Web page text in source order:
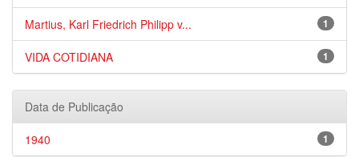
1
Martius, Karl Friedrich Philipp v...
1
VIDA COTIDIANA
Data de Publicação
1
1940